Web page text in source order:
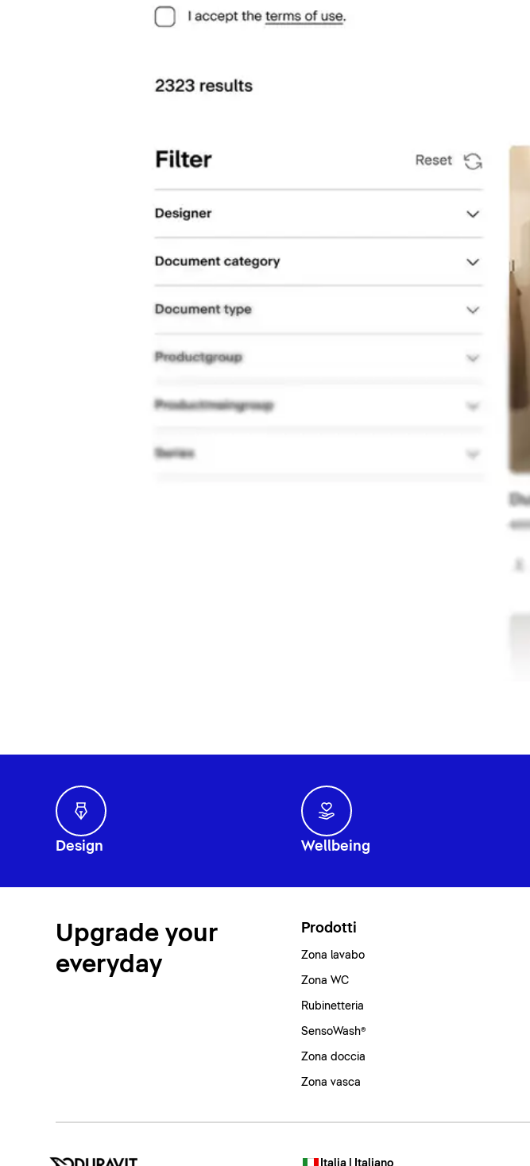
Design Wellbeing
Upgrade your
everyday
Prodotti
Zona lavabo
Zona WC
Rubinetteria
SensoWash®
Zona doccia
Zona vasca